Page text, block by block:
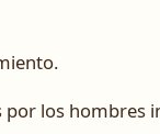
por los hombres